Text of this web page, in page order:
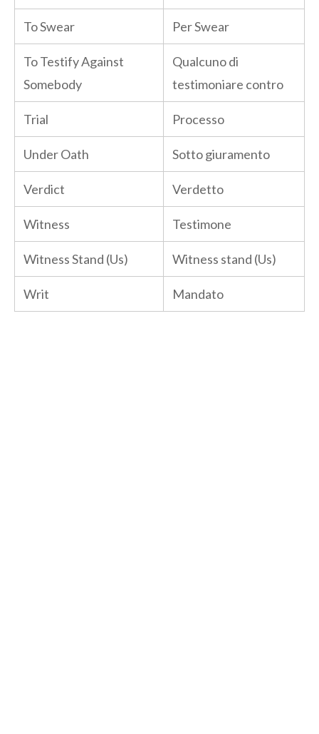
To Swear Per Swear
To Testify Against
Somebody
Qualcuno di
testimoniare contro
Trial Processo
Under Oath Sotto giuramento
Verdict Verdetto
Witness Testimone
Witness Stand (Us) Witness stand (Us)
Writ Mandato